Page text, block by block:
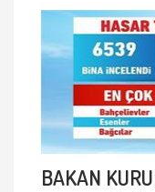
BAKAN